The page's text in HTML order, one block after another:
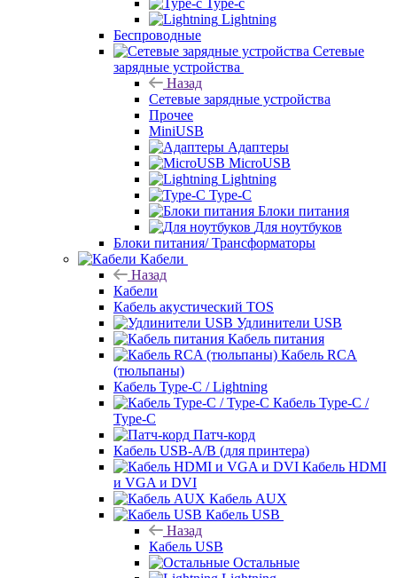
Type-c
Lightning
Беспроводные
Сетевые
зарядные устройства
Назад
Сетевые зарядные устройства
Прочее
MiniUSB
Адаптеры
MicroUSB
Lightning
Type-C
Блоки питания
Для ноутбуков
Блоки питания/ Трансформаторы
Кабели
Назад
Кабели
Кабель акустический TOS
Удлинители USB
Кабель питания
Кабель RCA
(тюльпаны)
Кабель Type-C / Lightning
Кабель Type-C /
Type-C
Патч-корд
Кабель USB-A/B (для принтера)
Кабель HDMI
и VGA и DVI
Кабель AUX
Кабель USB
Назад
Кабель USB
Остальные